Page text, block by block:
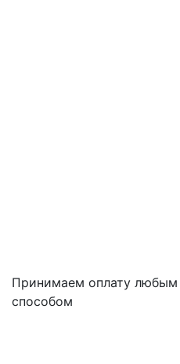
Принимаем оплату любым
способом